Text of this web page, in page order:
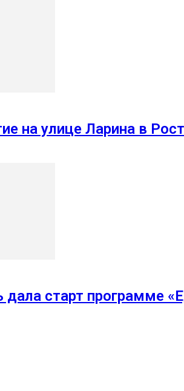
на улице Ларина в
дала старт программе